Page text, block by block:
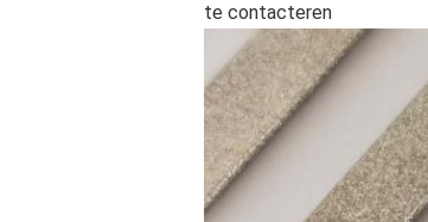
te contacteren